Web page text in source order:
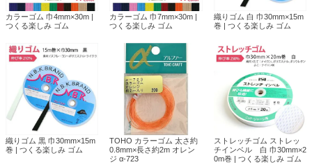
カラーゴム 巾4mm×30m |
つくる楽しみ ゴム
カラーゴム 巾7mm×30m |
つくる楽しみ ゴム
織りゴム 白 巾30mm×15m
巻 | つくる楽しみ ゴム
織りゴム 黒 巾30mm×15m
巻 | つくる楽しみ ゴム
TOHO カラーゴム 太さ約
0.8mm×長さ約2m オレン
ジ α-723
ストレッチゴム ストレッ
チインベル 白 巾30mm×2
0m巻 | つくる楽しみ ゴム